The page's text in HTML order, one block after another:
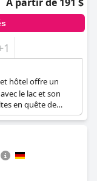
hôtel offre un
le lac et son
en quête de